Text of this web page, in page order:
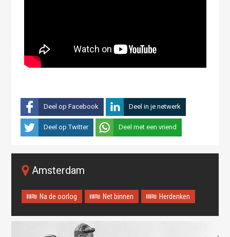
Deel op Facebook Deel in je netwerk
Deel op Twitter Deel met een vriend
Amsterdam
Na de oorlog Net binnen Herdenken